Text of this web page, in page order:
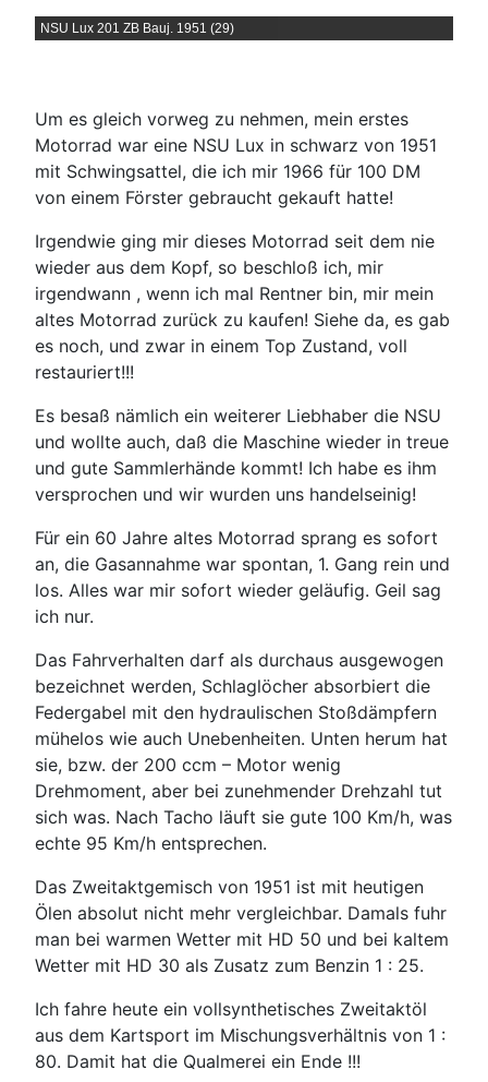
NSU Lux 201 ZB Bauj. 1951 (29)
Um es gleich vorweg zu nehmen, mein erstes
Motorrad war eine NSU Lux in schwarz von 1951
mit Schwingsattel, die ich mir 1966 für 100 DM
von einem Förster gebraucht gekauft hatte!
Irgendwie ging mir dieses Motorrad seit dem nie
wieder aus dem Kopf, so beschloß ich, mir
irgendwann , wenn ich mal Rentner bin, mir mein
altes Motorrad zurück zu kaufen! Siehe da, es gab
es noch, und zwar in einem Top Zustand, voll
restauriert!!!
Es besaß nämlich ein weiterer Liebhaber die NSU
und wollte auch, daß die Maschine wieder in treue
und gute Sammlerhände kommt! Ich habe es ihm
versprochen und wir wurden uns handelseinig!
Für ein 60 Jahre altes Motorrad sprang es sofort
an, die Gasannahme war spontan, 1. Gang rein und
los. Alles war mir sofort wieder geläufig. Geil sag
ich nur.
Das Fahrverhalten darf als durchaus ausgewogen
bezeichnet werden, Schlaglöcher absorbiert die
Federgabel mit den hydraulischen Stoßdämpfern
mühelos wie auch Unebenheiten. Unten herum hat
sie, bzw. der 200 ccm – Motor wenig
Drehmoment, aber bei zunehmender Drehzahl tut
sich was. Nach Tacho läuft sie gute 100 Km/h, was
echte 95 Km/h entsprechen.
Das Zweitaktgemisch von 1951 ist mit heutigen
Ölen absolut nicht mehr vergleichbar. Damals fuhr
man bei warmen Wetter mit HD 50 und bei kaltem
Wetter mit HD 30 als Zusatz zum Benzin 1 : 25.
Ich fahre heute ein vollsynthetisches Zweitaktöl
aus dem Kartsport im Mischungsverhältnis von 1 :
80. Damit hat die Qualmerei ein Ende !!!